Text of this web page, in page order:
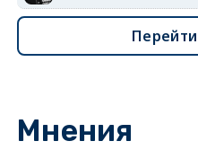
Мнения